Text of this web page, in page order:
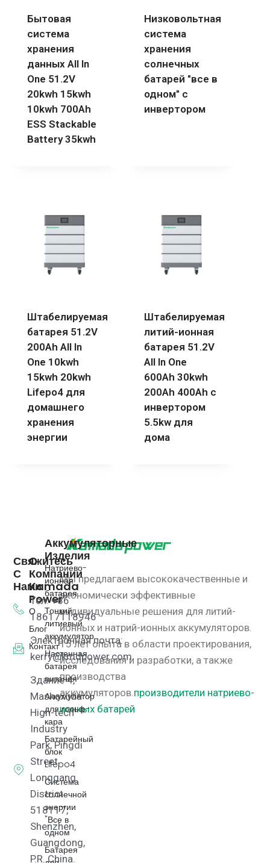
Бытовая
система
хранения
данных All In
One 51.2V
20kwh 15kwh
10kwh 700Ah
ESS Stackable
Battery 35kwh
Низковольтная
система
хранения
солнечных
батарей "все в
одном" с
инвертором
Штабелируемая
батарея 51.2V
200Ah All In
One 10kwh
15kwh 20kwh
Lifepo4 для
домашнего
хранения
энергии
Штабелируемая
литий-ионная
батарея 51.2V
All In One
600Ah 30kwh
200Ah 400Ah с
инвертором
5.5kw для
дома
Мы предлагаем высококачественные и
экономически эффективные
индивидуальные решения для литий-
ионных и натрий-ионных аккумуляторов.
15 лет опыта в области проектирования,
исследования и разработки, а также
производства
аккумуляторов.производители натриево-
ионных батарей
Аккумуляторные
Изделия
Натриево-
ионная
батарея
Тонкий
литиевый
аккумулятор
Настенная
батарея
питания
Аккумулятор
для гольф-
кара
Батарейный
блок
Lifepo4
Система
солнечной
энергии
"Все в
одном
Батарея
О
Компании
Kamada
Power
О
Блог
Контакт
Свяжитесь
С
Нами
Тел: +86
18617118946
Электронная почта:
kerry@kmdpower.com
Здание 4,
Mashaxuda
High-tech
Industry
Park, Pingdi
Street,
Longgang
District
518117,
Shenzhen,
Guangdong,
P.R. China.